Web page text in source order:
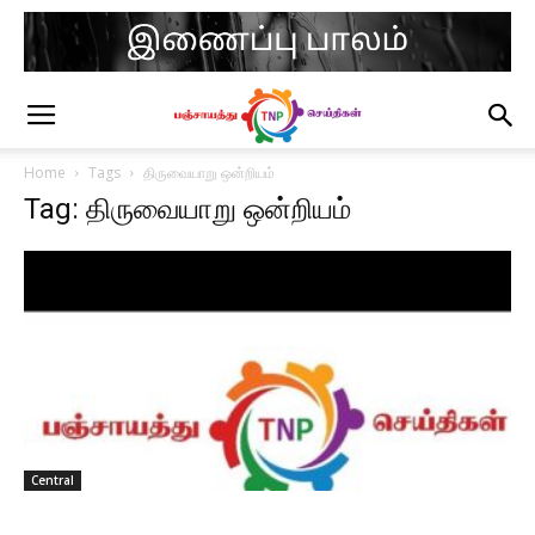
Home Tags திருவையாறு ஒன்றியம்
Tag: திருவையாறு ஒன்றியம்
Central